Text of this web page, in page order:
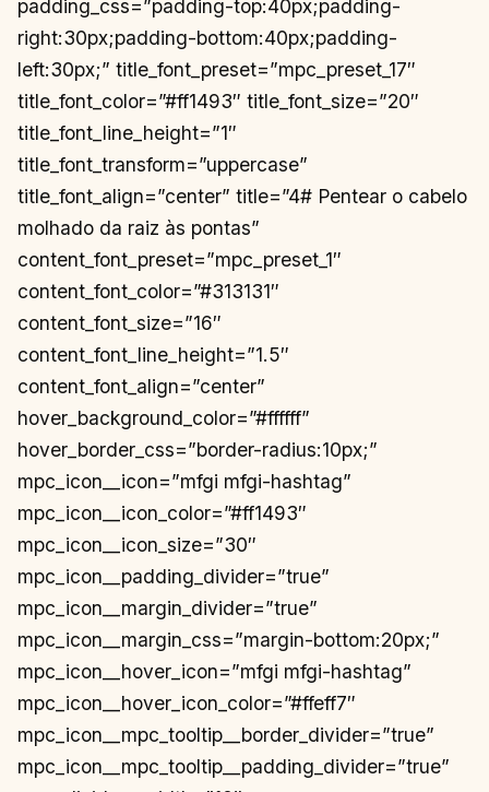
padding_css=”padding-top:40px;padding-
right:30px;padding-bottom:40px;padding-
left:30px;” title_font_preset=”mpc_preset_17″
title_font_color=”#ff1493″ title_font_size=”20″
title_font_line_height=”1″
title_font_transform=”uppercase”
title_font_align=”center” title=”4# Pentear o cabelo
molhado da raiz às pontas”
content_font_preset=”mpc_preset_1″
content_font_color=”#313131″
content_font_size=”16″
content_font_line_height=”1.5″
content_font_align=”center”
hover_background_color=”#ffffff”
hover_border_css=”border-radius:10px;”
mpc_icon__icon=”mfgi mfgi-hashtag”
mpc_icon__icon_color=”#ff1493″
mpc_icon__icon_size=”30″
mpc_icon__padding_divider=”true”
mpc_icon__margin_divider=”true”
mpc_icon__margin_css=”margin-bottom:20px;”
mpc_icon__hover_icon=”mfgi mfgi-hashtag”
mpc_icon__hover_icon_color=”#ffeff7″
mpc_icon__mpc_tooltip__border_divider=”true”
mpc_icon__mpc_tooltip__padding_divider=”true”